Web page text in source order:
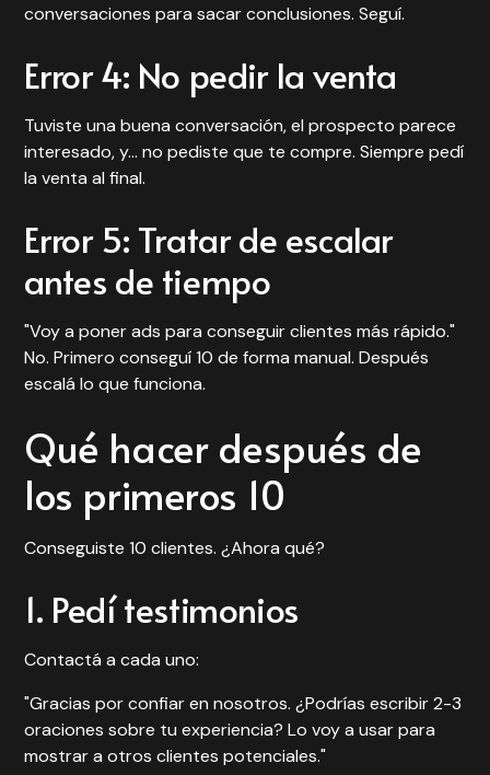
conversaciones para sacar conclusiones. Seguí.
Error 4: No pedir la venta
Tuviste una buena conversación, el prospecto parece
interesado, y... no pediste que te compre. Siempre pedí
la venta al final.
Error 5: Tratar de escalar
antes de tiempo
"Voy a poner ads para conseguir clientes más rápido."
No. Primero conseguí 10 de forma manual. Después
escalá lo que funciona.
Qué hacer después de
los primeros 10
Conseguiste 10 clientes. ¿Ahora qué?
1. Pedí testimonios
Contactá a cada uno:
"Gracias por confiar en nosotros. ¿Podrías escribir 2-3
oraciones sobre tu experiencia? Lo voy a usar para
mostrar a otros clientes potenciales."